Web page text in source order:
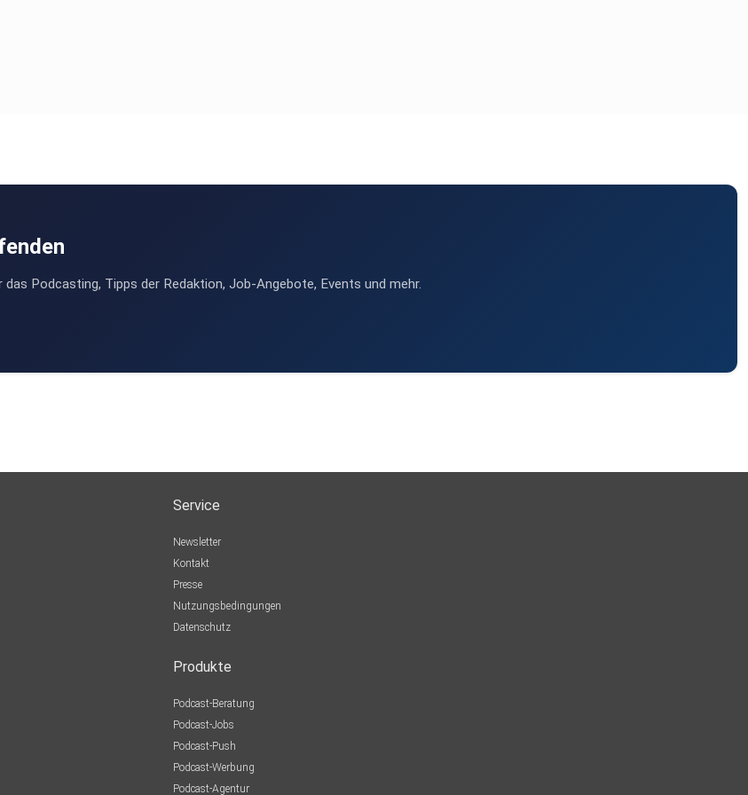
Podcasting, Tipps der Redaktion, Job-Angebote, Events und mehr.
Service
Newsletter
Kontakt
Presse
Nutzungsbedingungen
Datenschutz
Produkte
Podcast-Beratung
Podcast-Jobs
Podcast-Push
Podcast-Werbung
Podcast-Agentur